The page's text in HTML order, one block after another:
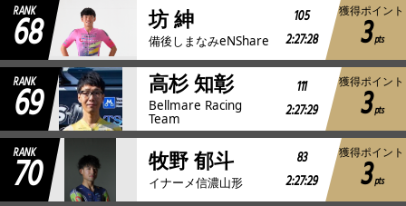
RANK
68 坊 紳
備後しまなみeNShare
105
2:27:28
獲得ポイント
3pts
RANK
69 高杉 知彰
Bellmare Racing
Team
111
2:27:29
獲得ポイント
3pts
RANK
70 牧野 郁斗
イナーメ信濃山形
83
2:27:29
獲得ポイント
3pts